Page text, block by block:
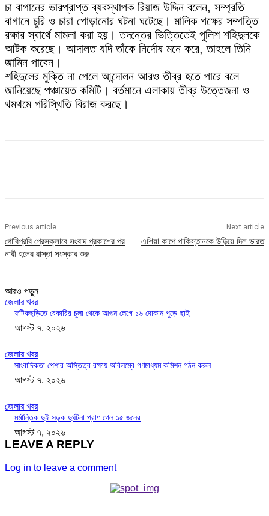
চা বাগানের ভারপ্রাপ্ত ব্যবস্থাপক রিয়াজ উদ্দিন বলেন, সম্প্রতি
বাগানে চুরি ও চারা পোড়ানোর ঘটনা ঘটেছে। মালিক পক্ষের সম্পত্তি
রক্ষার স্বার্থে মামলা করা হয়। তদন্তের ভিত্তিতেই পুলিশ শহিদুলকে
আটক করেছে। আদালত যদি তাঁকে নির্দোষ মনে করে, তাহলে তিনি
জামিন পাবেন।
শহিদুলের মুক্তি না পেলে আন্দোলন আরও তীব্র হতে পারে বলে
জানিয়েছে পঞ্চায়েত কমিটি। বর্তমানে এলাকায় তীব্র উত্তেজনা ও
থমথমে পরিস্থিতি বিরাজ করছে।
Previous article
গোবিপ্রবি প্রেসক্লাবে সংবাদ প্রকাশের পর
নারী হলের রাস্তা সংস্কার শুরু
Next article
এশিয়া কাপে পাকিস্তানকে উড়িয়ে দিল ভারত
আরও পড়ুন
জেলার খবর
ফটিকছড়িতে বেকারির চুলা থেকে আগুন লেগে ১৬ দোকান পুড়ে ছাই
আগস্ট ৭, ২০২৬
জেলার খবর
সাংবাদিকতা পেশার অস্তিত্ব রক্ষায় অবিলম্বে গণমাধ্যম কমিশন গঠন করুন
আগস্ট ৭, ২০২৬
জেলার খবর
মর্মান্তিক দুই সড়ক দুর্ঘটনা প্রাণ গেল ১৫ জনের
আগস্ট ৭, ২০২৬
LEAVE A REPLY
Log in to leave a comment